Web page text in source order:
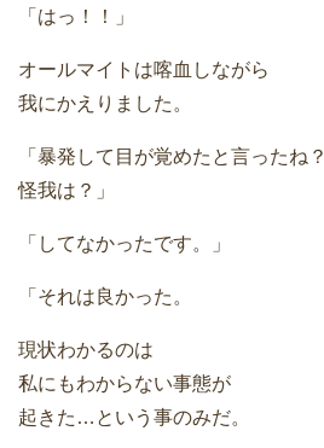
「はっ！！」
オールマイトは喀血しながら
我にかえりました。
「暴発して目が覚めたと言ったね？
怪我は？」
「してなかったです。」
「それは良かった。
現状わかるのは
私にもわからない事態が
起きた…という事のみだ。